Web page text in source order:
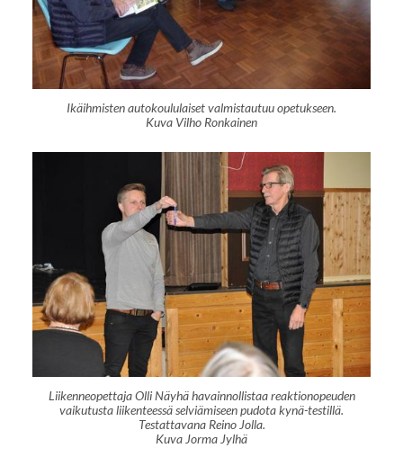
Ikäihmisten autokoululaiset valmistautuu opetukseen.
Kuva Vilho Ronkainen
Liikenneopettaja Olli Näyhä havainnollistaa reaktionopeuden
vaikutusta liikenteessä selviämiseen pudota kynä-testillä.
Testattavana Reino Jolla.
Kuva Jorma Jylhä